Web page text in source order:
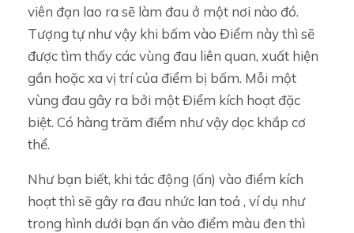
viên đạn lao ra sẽ làm đau ở một nơi nào đó.
Tượng tự như vậy khi bấm vào Điểm này thì sẽ
được tìm thấy các vùng đau liên quan, xuất hiện
gần hoặc xa vị trí của điểm bị bấm. Mỗi một
vùng đau gây ra bởi một Điểm kích hoạt đặc
biệt. Có hàng trăm điểm như vậy dọc khắp cơ
thể.
Như bạn biết, khi tác động (ấn) vào điểm kích
hoạt thì sẽ gây ra đau nhức lan toả , ví dụ như
trong hình dưới bạn ấn vào điểm màu đen thì